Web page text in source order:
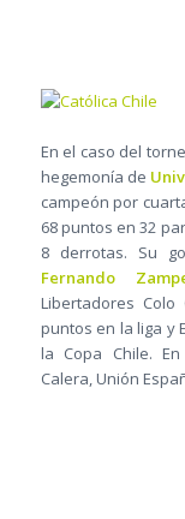
En el caso del
hegemonía de
campeón por
68 puntos en 32
8 derrotas. Su
Fernando
Libertadores
puntos en la liga y
la Copa Chile.
Calera, Unión